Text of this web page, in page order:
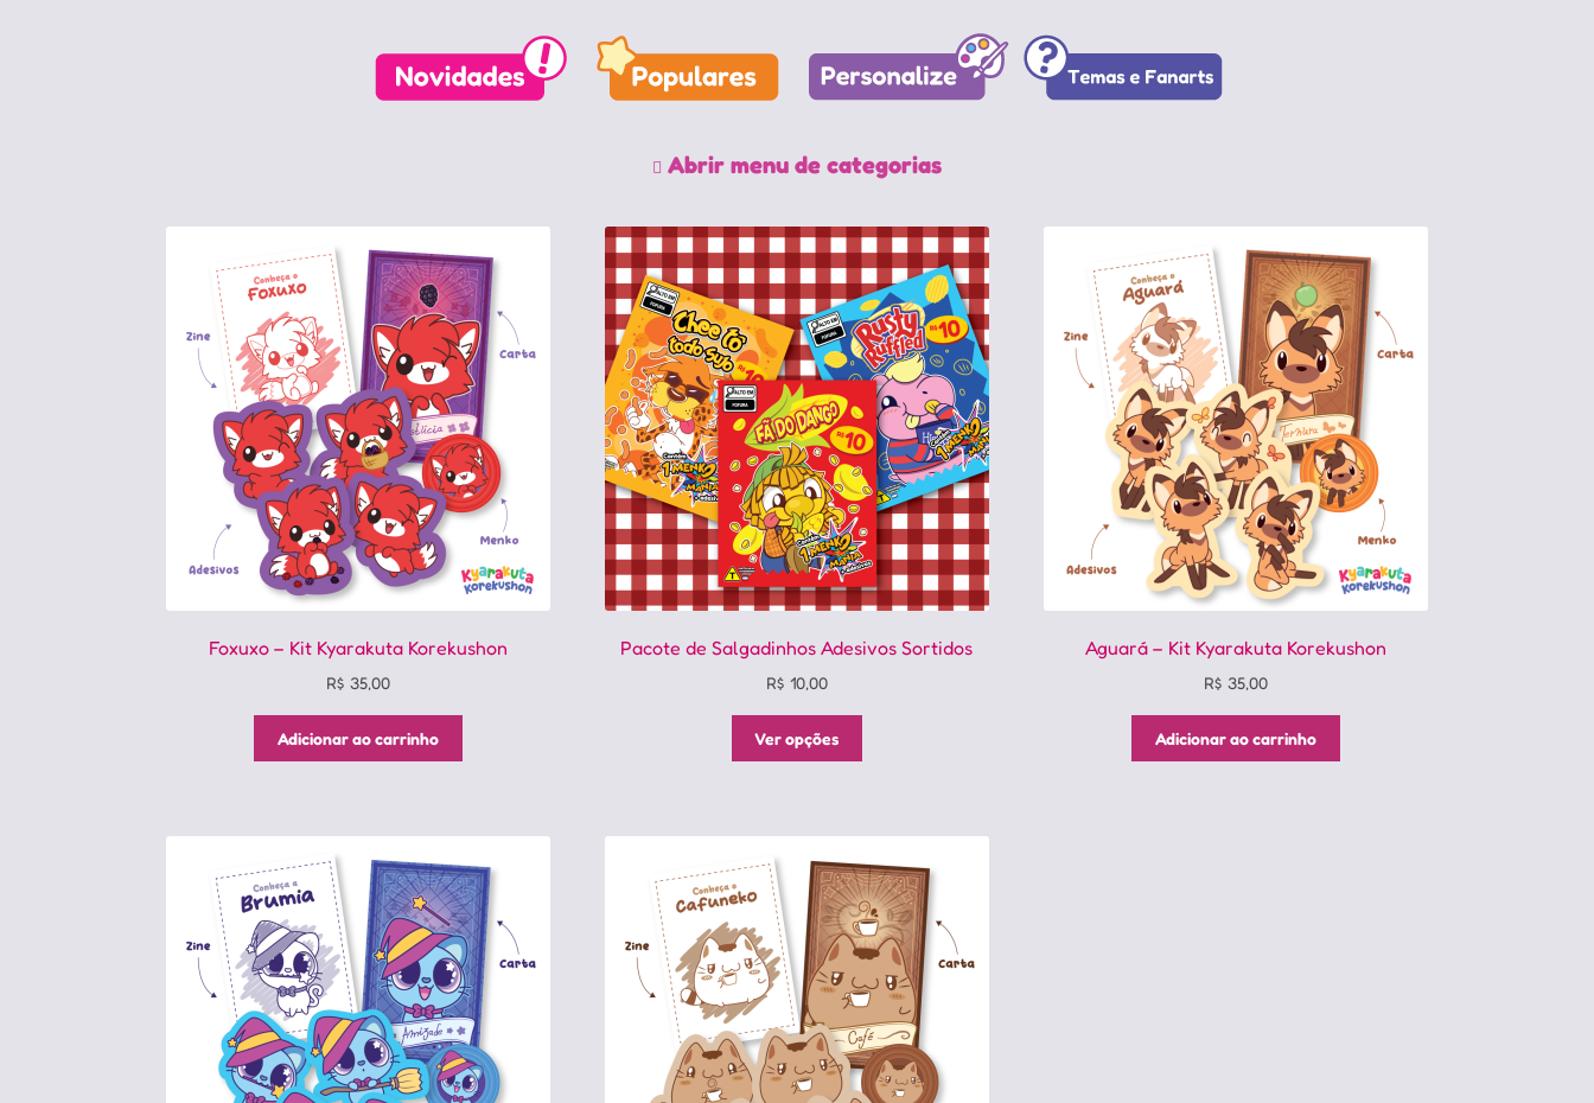
Abrir menu de categorias
Foxuxo – Kit Kyarakuta Korekushon
R$ 35,00
Adicionar ao carrinho
Pacote de Salgadinhos Adesivos Sortidos
R$ 10,00
Ver opções
opções
podem
ser
escolhidas
na
página
do
produto
Aguará – Kit Kyarakuta Korekushon
R$ 35,00
Adicionar ao carrinho